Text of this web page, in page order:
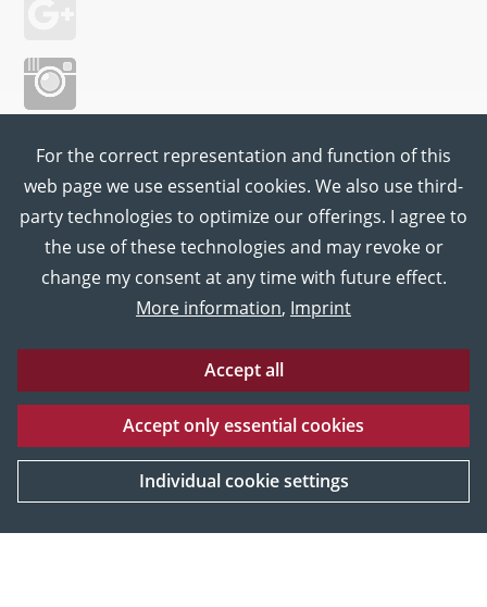
UNESCO
World heritage
[More information]
© 2026 Museum der Universität Tübingen MUT, Tübingen,
Eberhard Karls Universität Tübingen Impressum
For the correct representation and function of this
web page we use essential cookies. We also use third-
party technologies to optimize our offerings. I agree to
the use of these technologies and may revoke or
change my consent at any time with future effect.
More information, Imprint
Accept all
Accept only essential cookies
Individual cookie settings